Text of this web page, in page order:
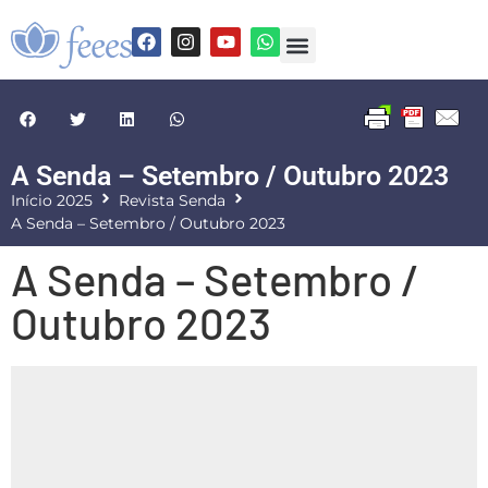
A Senda – Setembro / Outubro 2023
Início 2025
Revista Senda
A Senda – Setembro / Outubro 2023
A Senda – Setembro /
Outubro 2023